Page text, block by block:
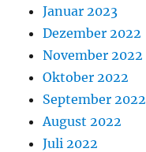
Januar 2023
Dezember 2022
November 2022
Oktober 2022
September 2022
August 2022
Juli 2022